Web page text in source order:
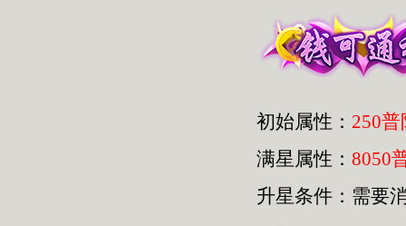
初始属性： 250
满星属性： 8050
升星条件：需要